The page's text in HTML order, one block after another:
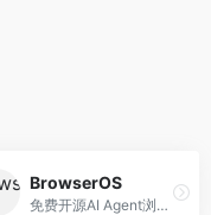
BrowserOS
免费开源AI Agent浏览器，专注于浏览器自动化。面向开发者，提供浏览器控制、任务自动化、API接口等服务，开源免费。